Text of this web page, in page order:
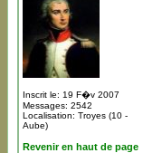
Inscrit le: 19 F�v 2007
Messages: 2542
Localisation: Troyes (10 -
Aube)
Revenir en haut de page